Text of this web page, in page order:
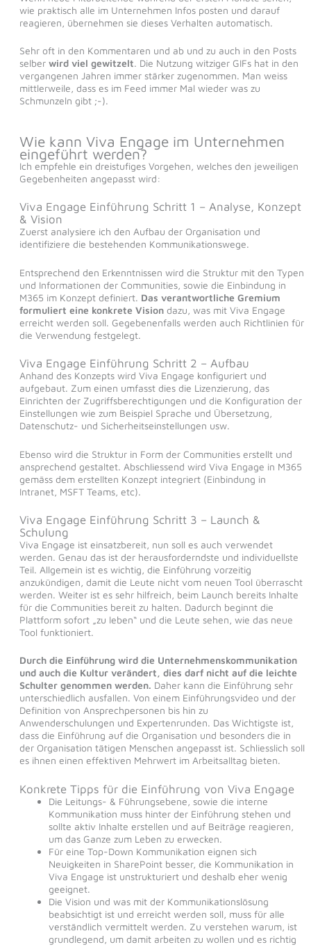
wie praktisch alle im Unternehmen Infos posten und darauf
reagieren, übernehmen sie dieses Verhalten automatisch.
Sehr oft in den Kommentaren und ab und zu auch in den Posts
selber wird viel gewitzelt. Die Nutzung witziger GIFs hat in den
vergangenen Jahren immer stärker zugenommen. Man weiss
mittlerweile, dass es im Feed immer Mal wieder was zu
Schmunzeln gibt ;-).
Wie kann Viva Engage im Unternehmen
eingeführt werden?
Ich empfehle ein dreistufiges Vorgehen, welches den jeweiligen
Gegebenheiten angepasst wird:
Viva Engage Einführung Schritt 1 – Analyse, Konzept
& Vision
Zuerst analysiere ich den Aufbau der Organisation und
identifiziere die bestehenden Kommunikationswege.
Entsprechend den Erkenntnissen wird die Struktur mit den Typen
und Informationen der Communities, sowie die Einbindung in
M365 im Konzept definiert. Das verantwortliche Gremium
formuliert eine konkrete Visiondazu, was mit Viva Engage
erreicht werden soll. Gegebenenfalls werden auch Richtlinien für
die Verwendung festgelegt.
Viva Engage Einführung Schritt 2 – Aufbau
Anhand des Konzepts wird Viva Engage konfiguriert und
aufgebaut. Zum einen umfasst dies die Lizenzierung, das
Einrichten der Zugriffsberechtigungen und die Konfiguration der
Einstellungen wie zum Beispiel Sprache und Übersetzung,
Datenschutz- und Sicherheitseinstellungen usw.
Ebenso wird die Struktur in Form der Communities erstellt und
ansprechend gestaltet. Abschliessend wird Viva Engage in M365
gemäss dem erstellten Konzept integriert (Einbindung in
Intranet, MSFT Teams, etc).
Viva Engage Einführung Schritt 3 – Launch &
Schulung
Viva Engage ist einsatzbereit, nun soll es auch verwendet
werden. Genau das ist der herausforderndste und individuellste
Teil. Allgemein ist es wichtig, die Einführung vorzeitig
anzukündigen, damit die Leute nicht vom neuen Tool überrascht
werden. Weiter ist es sehr hilfreich, beim Launch bereits Inhalte
für die Communities bereit zu halten. Dadurch beginnt die
Plattform sofort „zu leben“ und die Leute sehen, wie das neue
Tool funktioniert.
Durch die Einführung wird die Unternehmenskommunikation
und auch die Kultur verändert, dies darf nicht auf die leichte
Schulter genommen werden. Daher kann die Einführung sehr
unterschiedlich ausfallen. Von einem Einführungsvideo und der
Definition von Ansprechpersonen bis hin zu
Anwenderschulungen und Expertenrunden. Das Wichtigste ist,
dass die Einführung auf die Organisation und besonders die in
der Organisation tätigen Menschen angepasst ist. Schliesslich soll
es ihnen einen effektiven Mehrwert im Arbeitsalltag bieten.
Konkrete Tipps für die Einführung von Viva Engage
Die Leitungs- & Führungsebene, sowie die interne
Kommunikation muss hinter der Einführung stehen und
sollte aktiv Inhalte erstellen und auf Beiträge reagieren,
um das Ganze zum Leben zu erwecken.
Für eine Top-Down Kommunikation eignen sich
Neuigkeiten in SharePoint besser, die Kommunikation in
Viva Engage ist unstrukturiert und deshalb eher wenig
geeignet.
Die Vision und was mit der Kommunikationslösung
beabsichtigt ist und erreicht werden soll, muss für alle
verständlich vermittelt werden. Zu verstehen warum, ist
grundlegend, um damit arbeiten zu wollen und es richtig